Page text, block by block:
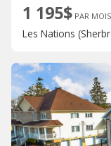
1 195$ PAR MOIS
Les Nations